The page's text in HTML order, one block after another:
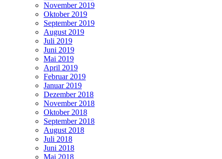
November 2019
Oktober 2019
September 2019
August 2019
Juli 2019
Juni 2019
Mai 2019
April 2019
Februar 2019
Januar 2019
Dezember 2018
November 2018
Oktober 2018
September 2018
August 2018
Juli 2018
Juni 2018
Mai 2018